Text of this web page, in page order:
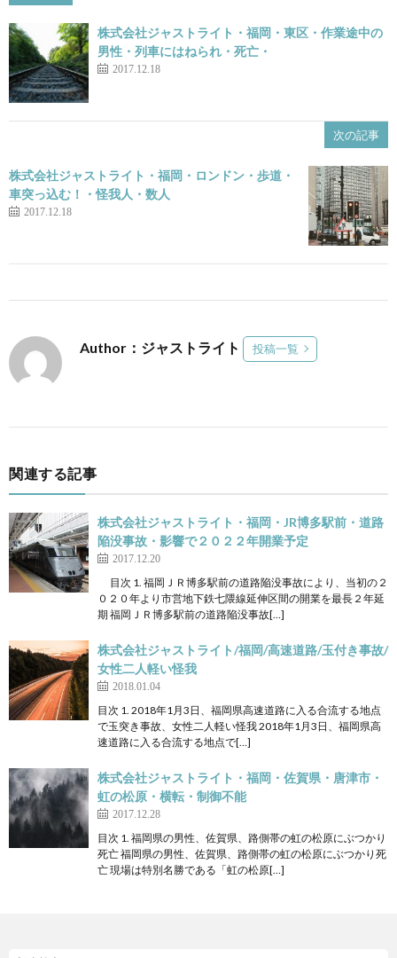
株式会社ジャストライト・福岡・東区・作業途中の
男性・列車にはねられ・死亡・
2017.12.18
次の記事
株式会社ジャストライト・福岡・ロンドン・歩道・
車突っ込む！・怪我人・数人
2017.12.18
Author：ジャストライト 投稿一覧
関連する記事
株式会社ジャストライト・福岡・JR博多駅前・道路
陥没事故・影響で２０２２年開業予定
2017.12.20
目次 1. 福岡ＪＲ博多駅前の道路陥没事故により、当初の２
０２０年より市営地下鉄七隈線延伸区間の開業を最長２年延
期 福岡ＪＲ博多駅前の道路陥没事故[…]
株式会社ジャストライト/福岡/高速道路/玉付き事故/
女性二人軽い怪我
2018.01.04
目次 1. 2018年1月3日、福岡県高速道路に入る合流する地点
で玉突き事故、女性二人軽い怪我 2018年1月3日、福岡県高
速道路に入る合流する地点で[…]
株式会社ジャストライト・福岡・佐賀県・唐津市・
虹の松原・横転・制御不能
2017.12.28
目次 1. 福岡県の男性、佐賀県、路側帯の虹の松原にぶつかり
死亡 福岡県の男性、佐賀県、路側帯の虹の松原にぶつかり死
亡 現場は特別名勝である「虹の松原[…]